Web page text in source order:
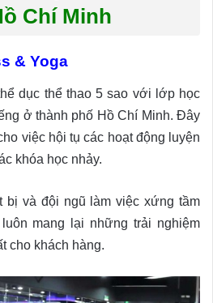
Chí Minh
& Yoga
dục thể thao 5 sao với lớp học
ở thành phố Hồ Chí Minh. Đây
việc hội tụ các hoạt động luyện
khóa học nhảy.
bị và đội ngũ làm việc xứng tầm
mang lại những trải nghiệm
cho khách hàng.